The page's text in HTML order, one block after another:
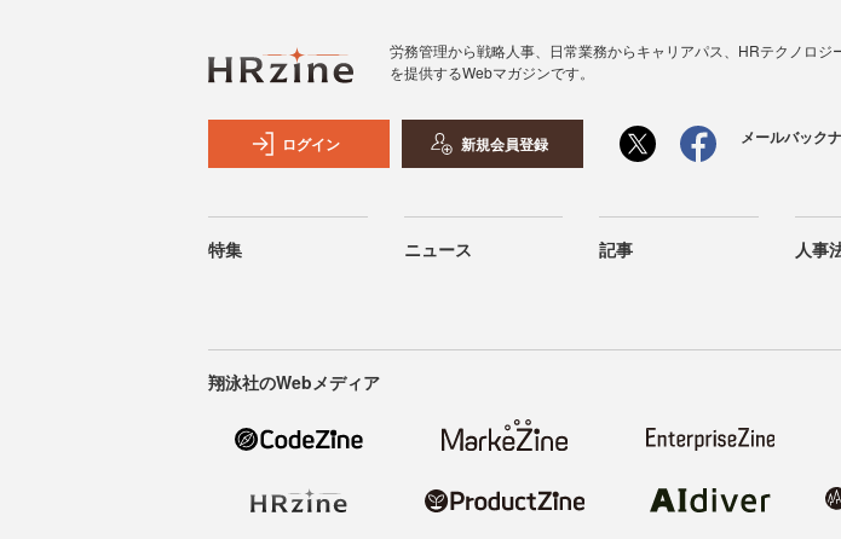
労務管理から戦略人事、日常業務からキャリアパス、HRテクノロ
を提供するWebマガジンです。
ログイン 新規会員登録 メールバック
特集 ニュース 記事 人事
翔泳社のWebメディア